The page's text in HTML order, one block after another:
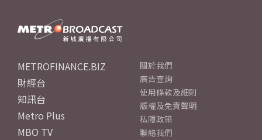
METROFINANCE.BIZ
財經台
知訊台
Metro Plus
MBO TV
關於我們
廣告查詢
使用條款及細則
版權及免責聲明
私隱政策
聯絡我們